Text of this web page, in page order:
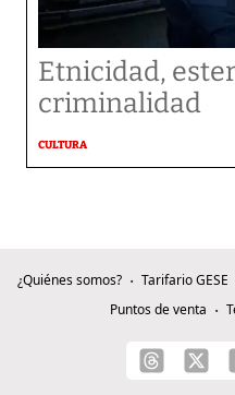
Etnicidad,
criminalidad
CULTURA
¿Quiénes somos? Tarifario GESE
Puntos de venta